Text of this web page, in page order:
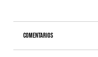
Comentarios